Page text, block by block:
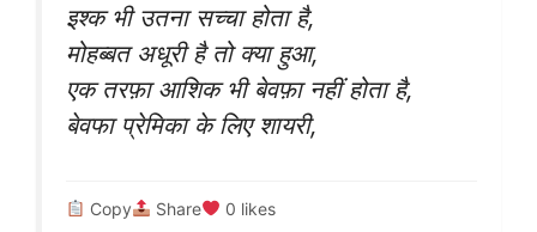
इश्क भी उतना सच्चा होता है,
मोहब्बत अधूरी है तो क्या हुआ,
एक तरफ़ा आशिक भी बेवफ़ा नहीं होता है,
बेवफा प्रेमिका के लिए शायरी,
Copy Share 0 likes